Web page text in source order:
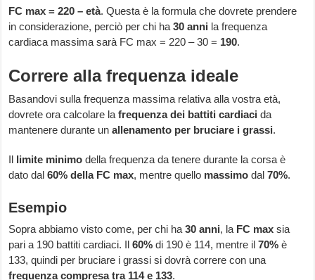
FC max = 220 – età. Questa è la formula che dovrete prendere
in considerazione, perciò per chi ha30 anni la frequenza
cardiaca massima sarà FC max = 220 – 30 = 190.
Correre alla frequenza ideale
Basandovi sulla frequenza massima relativa alla vostra età,
dovrete ora calcolare lafrequenza dei battiti cardiaci da
mantenere durante un allenamento per bruciare i grassi.
Il limite minimo della frequenza da tenere durante la corsa è
dato dal60% della FC max, mentre quello massimo dal70%.
Esempio
Sopra abbiamo visto come, per chi ha30 anni, la FC max sia
pari a 190 battiti cardiaci. Il 60%di 190 è 114, mentre il70% è
133, quindi per bruciare i grassi si dovrà correre con una
frequenza compresa tra 114 e 133.